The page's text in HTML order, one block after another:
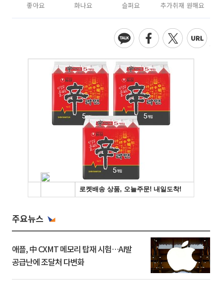
좋아요 화나요 슬퍼요 추가취재 원해요
주요뉴스
애플, 中 CXMT 메모리 탑재 시험…AI발
공급난에 조달처 다변화